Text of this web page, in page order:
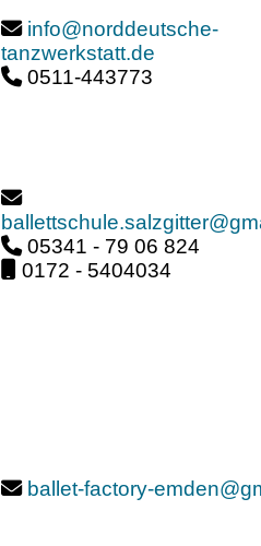
info@norddeutsche-
tanzwerkstatt.de
0511-443773
05341 - 79 06 824
0172 - 5404034
ballet-factory-